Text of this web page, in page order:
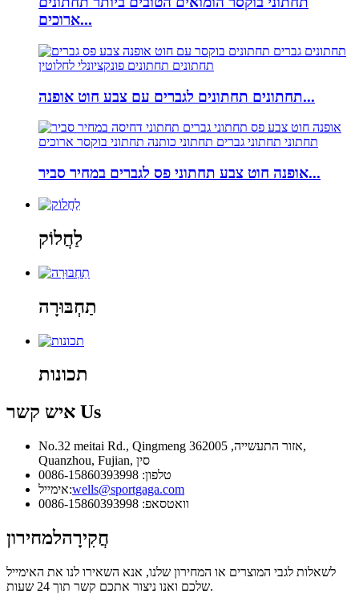
ארוכים...
תחתונים תחתונים לגברים עם צבע חוט אופנה...
אופנה חוט צבע תחתוני פס לגברים במחיר סביר...
לַחֲלוֹק
תַחְבּוּרָה
תכונות
איש קשר Us
No.32 meitai Rd., Qingmeng אזור התעשייה, 362005,
Quanzhou, Fujian, סין
טלפון: 0086-15860393998
אימייל:wells@sportgaga.com
וואטסאפ: 0086-15860393998
חֲקִירָהלמחירון
לשאלות לגבי המוצרים או המחירון שלנו, אנא השאירו לנו את האימייל
שלכם ואנו ניצור אתכם קשר תוך 24 שעות.